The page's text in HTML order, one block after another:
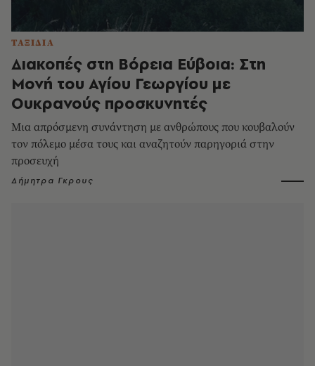
ΤΑΞΙΔΙΑ
Διακοπές στη Βόρεια Εύβοια: Στη
Μονή του Αγίου Γεωργίου με
Ουκρανούς προσκυνητές
Μια απρόσμενη συνάντηση με ανθρώπους που κουβαλούν
τον πόλεμο μέσα τους και αναζητούν παρηγοριά στην
προσευχή
Δήμητρα Γκρους